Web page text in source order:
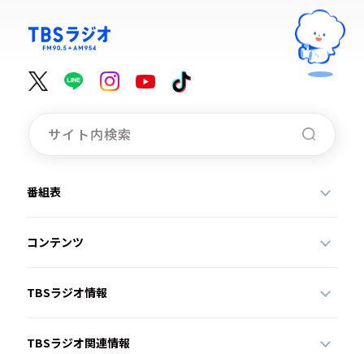
番組表
コンテンツ
TBSラジオ情報
TBSラジオ関連情報